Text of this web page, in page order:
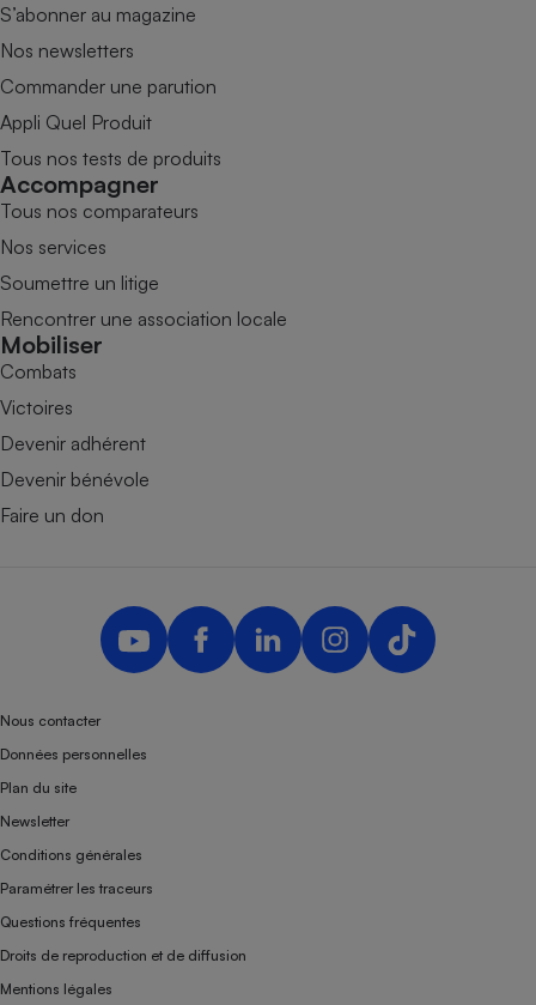
S’abonner au magazine
Nos newsletters
Commander une parution
Appli Quel Produit
Tous nos tests de produits
Accompagner
Tous nos comparateurs
Nos services
Soumettre un litige
Rencontrer une association locale
Mobiliser
Combats
Victoires
Devenir adhérent
Devenir bénévole
Faire un don
Nous contacter
Données personnelles
Plan du site
Newsletter
Conditions générales
Paramétrer les traceurs
Questions fréquentes
Droits de reproduction et de diffusion
Mentions légales